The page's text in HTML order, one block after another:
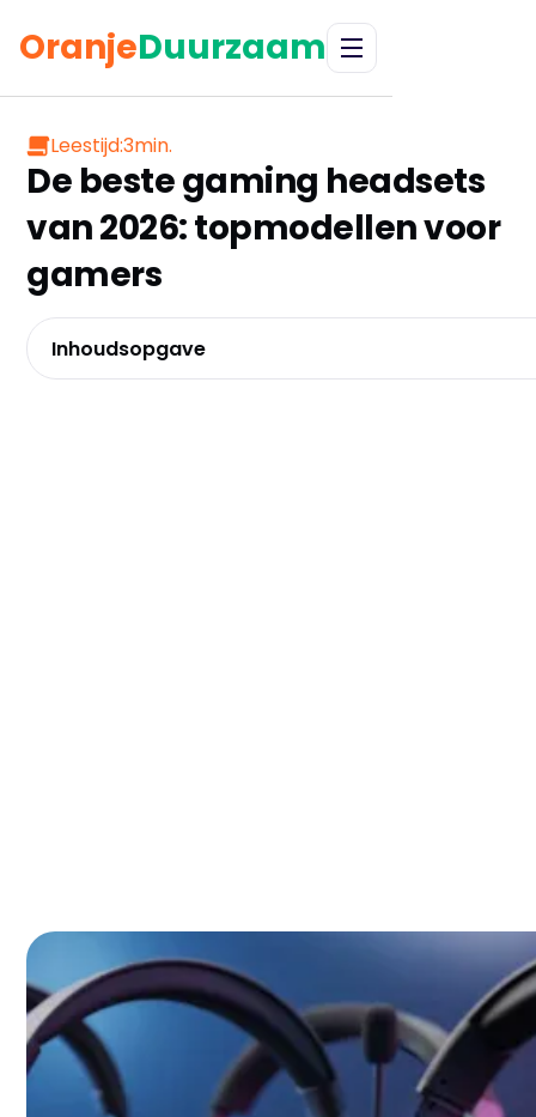
OranjeDuurzaam
Leestijd:3min.
De beste gaming headsets
van 2026: topmodellen voor
gamers
Ben je klaar om te kopen maar verdwaal je in alle
2026 hebben bewezen prestaties en tevreden
professioneel - ontdek meteen welke bij jouw budget
Inhoudsopgave
Drivv. PRO Gaming Headset – De universele